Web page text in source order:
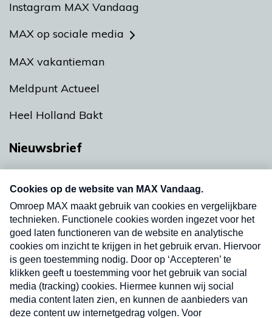
Instagram MAX Vandaag
MAX op sociale media
MAX vakantieman
Meldpunt Actueel
Heel Holland Bakt
Nieuwsbrief
nieuwsbrief. Elke vrijdag- en dinsdagochtend in
uw mailbox.
Verzend